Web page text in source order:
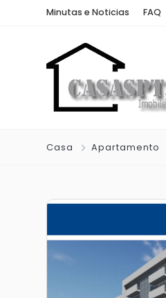
Minutas e Noticias FAQ
Casa Apartamento